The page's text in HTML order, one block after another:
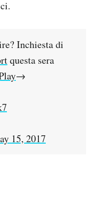
Inchiesta di
questa sera
→
15, 2017